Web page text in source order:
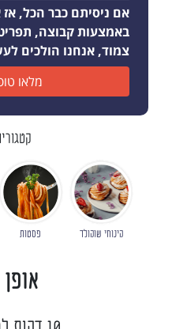
אם ניסיתם כבר הכל,
באמצעות קבוצה, תפריט
צמוד, אנחנו הולכים
מלאו
קינוחי שוקולד פסטות